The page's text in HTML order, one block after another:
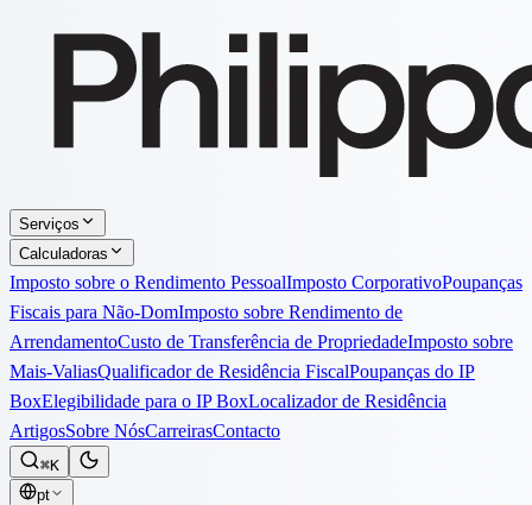
Serviços
Calculadoras
Imposto sobre o Rendimento PessoalImposto CorporativoPoupanças
Fiscais para Não-DomImposto sobre Rendimento de
ArrendamentoCusto de Transferência de PropriedadeImposto sobre
Mais-ValiasQualificador de Residência FiscalPoupanças do IP
BoxElegibilidade para o IP BoxLocalizador de Residência
ArtigosSobre NósCarreirasContacto
⌘K
pt